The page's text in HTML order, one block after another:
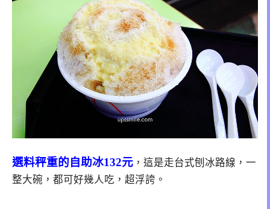
選料秤重的自助冰132元 ，這是走台式刨冰路線，一
整大碗，都可好幾人吃，超浮誇。